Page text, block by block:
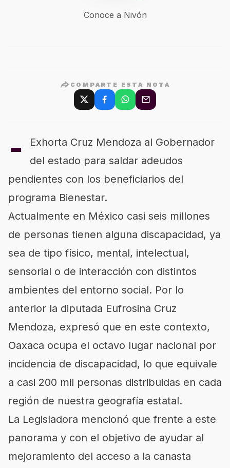
Conoce a Nivón
COMPARTE ESTA NOTA
-
Exhorta Cruz Mendoza al Gobernador
del estado para saldar adeudos
pendientes con los beneficiarios del
programa Bienestar.
Actualmente en México casi seis millones
de personas tienen alguna discapacidad, ya
sea de tipo físico, mental, intelectual,
sensorial o de interacción con distintos
ambientes del entorno social. Por lo
anterior la diputada Eufrosina Cruz
Mendoza, expresó que en este contexto,
Oaxaca ocupa el octavo lugar nacional por
incidencia de discapacidad, lo que equivale
a casi 200 mil personas distribuidas en cada
región de nuestra geografía estatal.
La Legisladora mencionó que frente a este
panorama y con el objetivo de ayudar al
mejoramiento del acceso a la canasta